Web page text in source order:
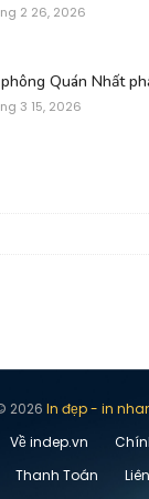
2 26, 2026
Quán Nhất
3 15, 2026
2026 In đẹp - in
Về indep.vn
Thanh Toán